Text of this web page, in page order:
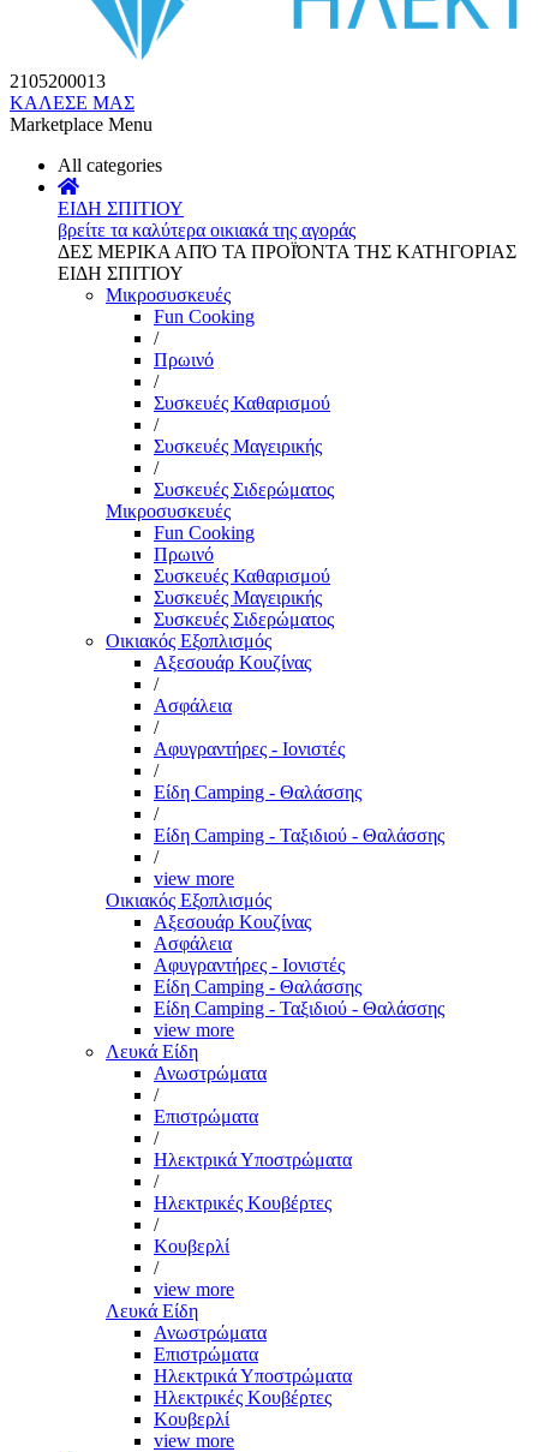
2105200013
ΚΑΛΕΣΕ ΜΑΣ
Marketplace Menu
All categories
ΕΙΔΗ ΣΠΙΤΙΟΥ
βρείτε τα καλύτερα οικιακά της αγοράς
ΔΕΣ ΜΕΡΙΚΑ ΑΠΌ ΤΑ ΠΡΟΪΌΝΤΑ ΤΗΣ ΚΑΤΗΓΟΡΙΑΣ
ΕΙΔΗ ΣΠΙΤΙΟΥ
Μικροσυσκευές
Fun Cooking
/
Πρωινό
/
Συσκευές Καθαρισμού
/
Συσκευές Μαγειρικής
/
Συσκευές Σιδερώματος
Μικροσυσκευές
Fun Cooking
Πρωινό
Συσκευές Καθαρισμού
Συσκευές Μαγειρικής
Συσκευές Σιδερώματος
Οικιακός Εξοπλισμός
Αξεσουάρ Κουζίνας
/
Ασφάλεια
/
Αφυγραντήρες - Ιονιστές
/
Είδη Camping - Θαλάσσης
/
Είδη Camping - Ταξιδιού - Θαλάσσης
/
view more
Οικιακός Εξοπλισμός
Αξεσουάρ Κουζίνας
Ασφάλεια
Αφυγραντήρες - Ιονιστές
Είδη Camping - Θαλάσσης
Είδη Camping - Ταξιδιού - Θαλάσσης
view more
Λευκά Είδη
Ανωστρώματα
/
Επιστρώματα
/
Ηλεκτρικά Υποστρώματα
/
Ηλεκτρικές Κουβέρτες
/
Κουβερλί
/
view more
Λευκά Είδη
Ανωστρώματα
Επιστρώματα
Ηλεκτρικά Υποστρώματα
Ηλεκτρικές Κουβέρτες
Κουβερλί
view more